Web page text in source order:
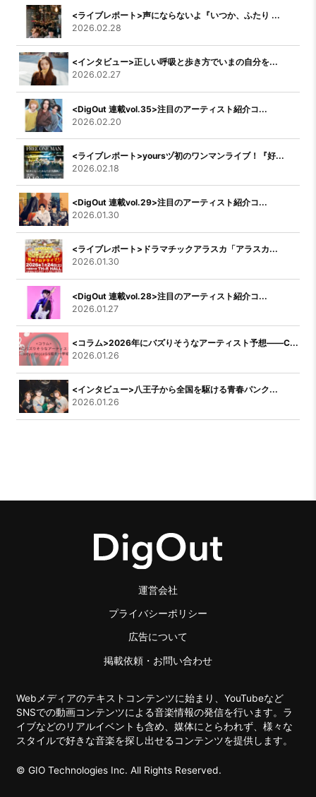
<ライブレポート>声にならないよ『いつか、ふたり ...
2026.02.28
<インタビュー>正しい呼吸と歩き方でいまの自分を...
2026.02.27
<DigOut 連載vol.35>注目のアーティスト紹介コ...
2026.02.20
<ライブレポート>yoursヅ初のワンマンライブ！『好...
2026.02.18
<DigOut 連載vol.29>注目のアーティスト紹介コ...
2026.01.30
<ライブレポート>ドラマチックアラスカ「アラスカ...
2026.01.30
<DigOut 連載vol.28>注目のアーティスト紹介コ...
2026.01.27
<コラム>2026年にバズりそうなアーティスト予想――C...
2026.01.26
<インタビュー>八王子から全国を駆ける青春パンク...
2026.01.26
運営会社
プライバシーポリシー
広告について
掲載依頼・お問い合わせ
Webメディアのテキストコンテンツに始まり、YouTubeなど
SNSでの動画コンテンツによる音楽情報の発信を行います。ラ
イブなどのリアルイベントも含め、媒体にとらわれず、様々な
スタイルで好きな音楽を探し出せるコンテンツを提供します。
© GIO Technologies Inc. All Rights Reserved.